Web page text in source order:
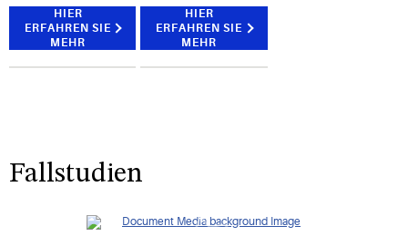
versteckte
betriebliche
HIER
ERFAHREN SIE
MEHR
Vermeiden
von
HIER
ERFAHREN SIE
MEHR
Fallstudien